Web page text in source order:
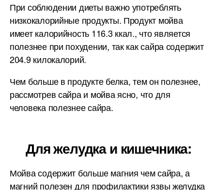
При соблюдении диеты важно употреблять
низкокалорийные продукты. Продукт мойва
имеет калорийность 116.3 ккал., что является
полезнее при похудении, так как сайра содержит
204.9 килокалорий.
Чем больше в продукте белка, тем он полезнее,
рассмотрев сайра и мойва ясно, что для
человека полезнее сайра.
Для желудка и кишечника:
Мойва содержит больше магния чем сайра, а
магний полезен для профилактики язвы желудка